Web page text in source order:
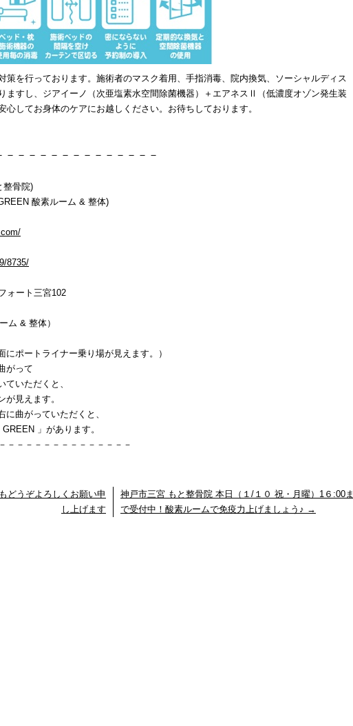
策を行っております。施術者のマスク着用、手指消毒、院内換気、ソーシャルディス
ますし、ジアイーノ（次亜塩素水空間除菌機器）＋エアネスⅡ（低濃度オゾン発生装
心してお身体のケアにお越しください。お待ちしております。
－－－－－－－－－－－－－－
整骨院)
酸素ルーム & 整体)
8735/
ォート三宮102
ム & 整体）
ポートライナー乗り場が見えます。）
がって
いただくと、
見えます。
曲がっていただくと、
」があります。
－－－－－－－－－－－－－－
うぞよろしくお願い申
し上げます
神戸市三宮 もと整骨院 本日（１/１０ 祝・月曜）1６:00ま
で受付中！酸素ルームで免疫力上げましょう♪ →